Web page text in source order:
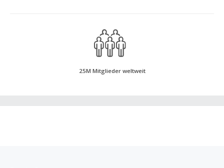
25M Mitglieder weltweit